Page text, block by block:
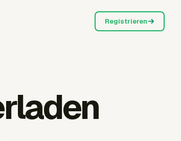
Registrieren